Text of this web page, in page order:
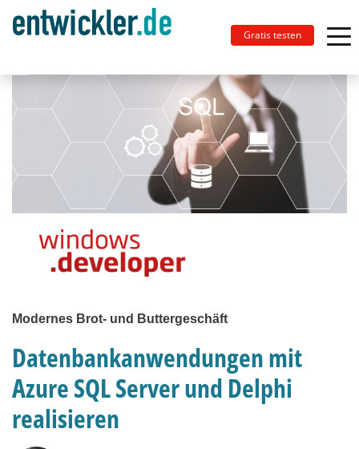
Gratis testen
Modernes Brot- und Buttergeschäft
Datenbankanwendungen mit
Azure SQL Server und Delphi
realisieren